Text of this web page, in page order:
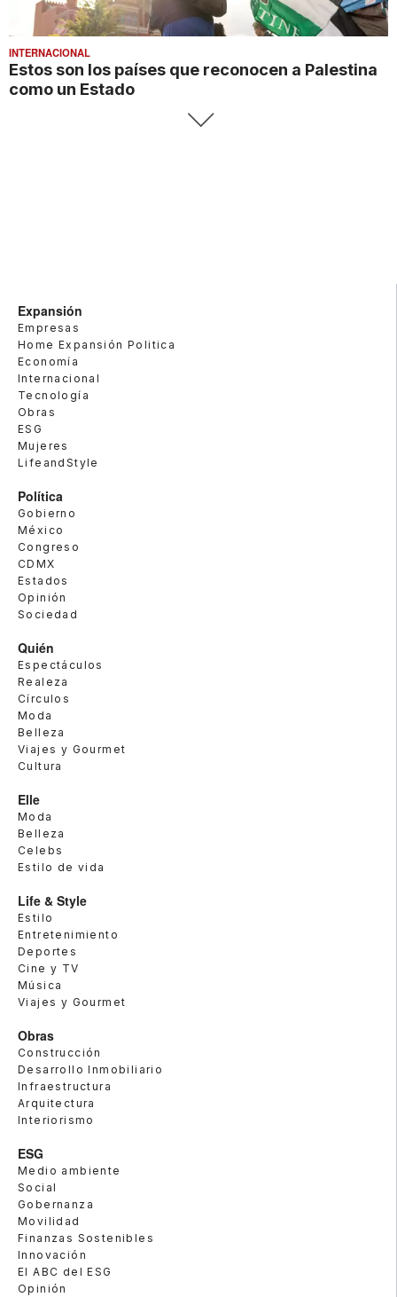
INTERNACIONAL
Estos son los países que reconocen a Palestina
como un Estado
Expansión
Empresas
Home Expansión Politica
Economía
Internacional
Tecnología
Obras
ESG
Mujeres
LifeandStyle
Política
Gobierno
México
Congreso
CDMX
Estados
Opinión
Sociedad
Quién
Espectáculos
Realeza
Círculos
Moda
Belleza
Viajes y Gourmet
Cultura
Elle
Moda
Belleza
Celebs
Estilo de vida
Life & Style
Estilo
Entretenimiento
Deportes
Cine y TV
Música
Viajes y Gourmet
Obras
Construcción
Desarrollo Inmobiliario
Infraestructura
Arquitectura
Interiorismo
ESG
Medio ambiente
Social
Gobernanza
Movilidad
Finanzas Sostenibles
Innovación
El ABC del ESG
Opinión